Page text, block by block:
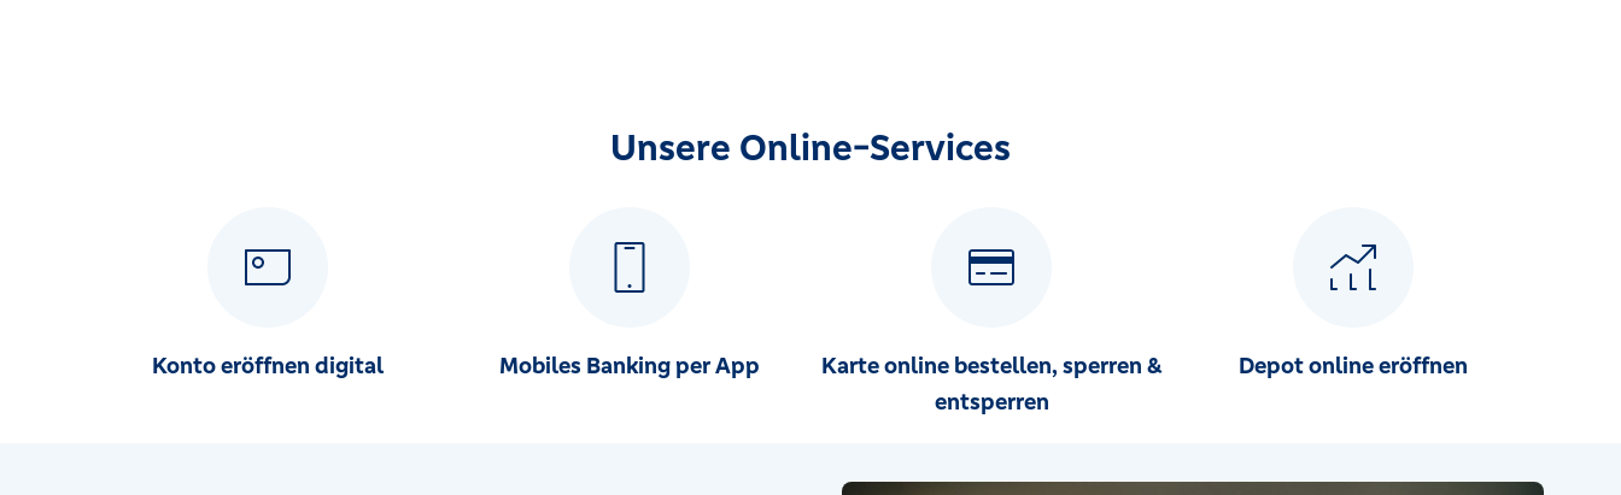
Unsere Online-Services
Konto eröffnen digital Mobiles Banking per App
Karte online bestellen, sperren &
entsperren
Depot online eröffnen